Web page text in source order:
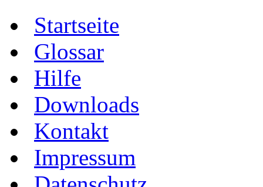
Startseite
Glossar
Hilfe
Downloads
Kontakt
Impressum